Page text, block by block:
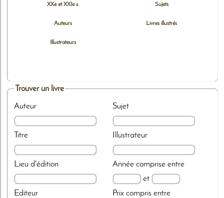
XXe et XXIe s.
Auteurs
Illustrateurs
Sujets
Livres illustrés
Trouver un livre
Auteur
Titre
Lieu d'édition
Editeur
Sujet
Illustrateur
Annéecomprise entre
et
Prixcompris entre